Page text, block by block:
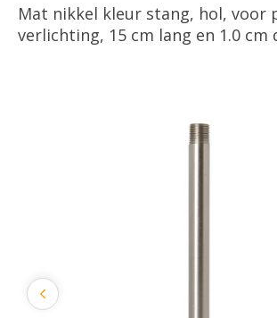
Mat nikkel kleur stang, hol, voor
verlichting, 15 cm lang en 1.0 cm